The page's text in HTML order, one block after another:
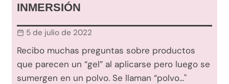
INMERSIÓN
5 de julio de 2022
Recibo muchas preguntas sobre productos
que parecen un “gel” al aplicarse pero luego se
sumergen en un polvo. Se llaman “polvo..."